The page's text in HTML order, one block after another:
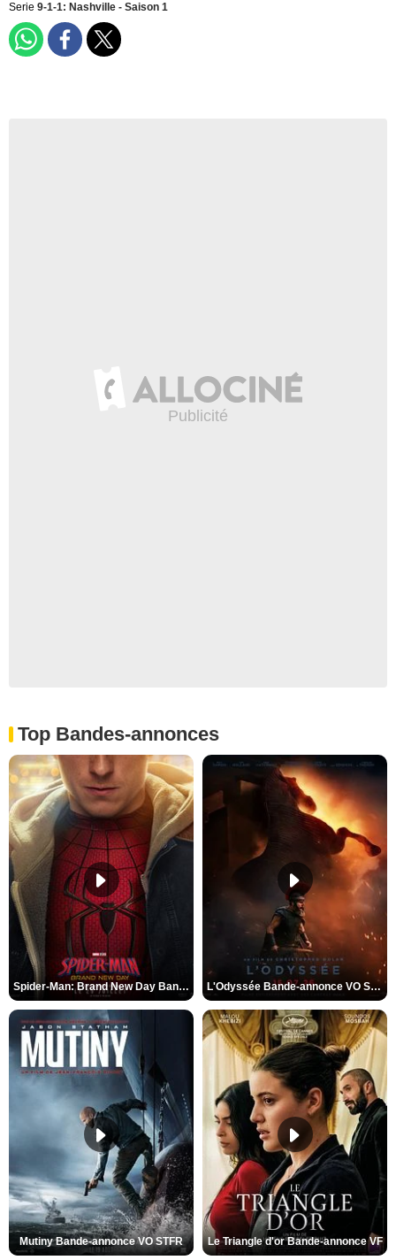
Serie 9-1-1: Nashville - Saison 1
Top Bandes-annonces
Spider-Man: Brand New Day Bande-annonce VO STFR L'Odyssée Bande-annonce VO STFR
Mutiny Bande-annonce VO STFR Le Triangle d'or Bande-annonce VF